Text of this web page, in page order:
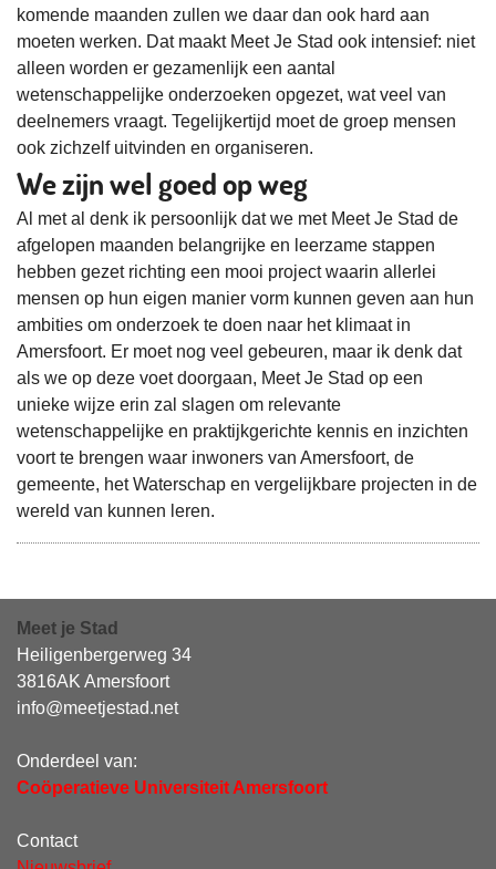
komende maanden zullen we daar dan ook hard aan
moeten werken. Dat maakt Meet Je Stad ook intensief: niet
alleen worden er gezamenlijk een aantal
wetenschappelijke onderzoeken opgezet, wat veel van
deelnemers vraagt. Tegelijkertijd moet de groep mensen
ook zichzelf uitvinden en organiseren.
We zijn wel goed op weg
Al met al denk ik persoonlijk dat we met Meet Je Stad de
afgelopen maanden belangrijke en leerzame stappen
hebben gezet richting een mooi project waarin allerlei
mensen op hun eigen manier vorm kunnen geven aan hun
ambities om onderzoek te doen naar het klimaat in
Amersfoort. Er moet nog veel gebeuren, maar ik denk dat
als we op deze voet doorgaan, Meet Je Stad op een
unieke wijze erin zal slagen om relevante
wetenschappelijke en praktijkgerichte kennis en inzichten
voort te brengen waar inwoners van Amersfoort, de
gemeente, het Waterschap en vergelijkbare projecten in de
wereld van kunnen leren.
Meet je Stad
Heiligenbergerweg 34
3816AK Amersfoort
info@meetjestad.net
Onderdeel van:
Coöperatieve Universiteit Amersfoort
Contact